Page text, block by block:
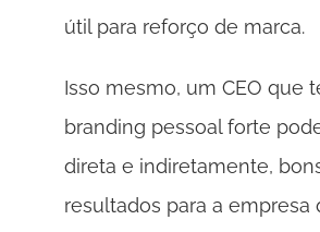
útil para reforço de marca.
Isso mesmo, um CEO que
branding pessoal forte
direta e indiretamente,
resultados para a empresa